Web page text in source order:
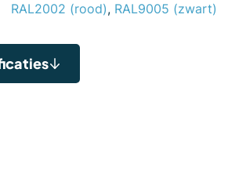
RAL2002 (rood), RAL9005 (zwart)